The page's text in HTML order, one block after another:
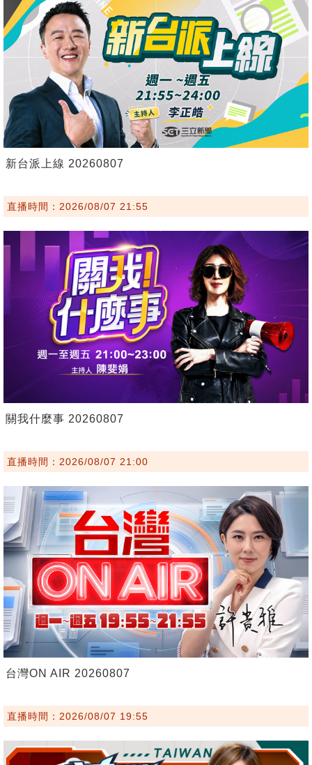
新台派上線 20260807
直播時間：2026/08/07 21:55
關我什麼事 20260807
直播時間：2026/08/07 21:00
台灣ON AIR 20260807
直播時間：2026/08/07 19:55